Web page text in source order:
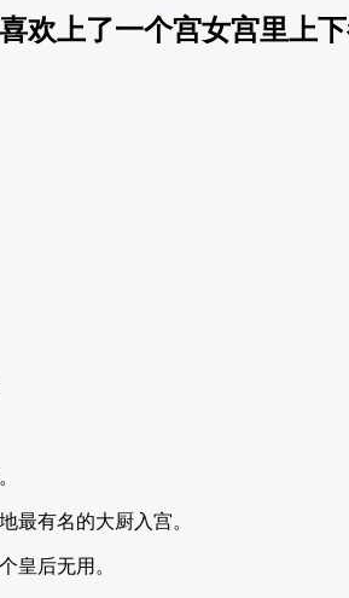
欢上了一个宫女宫里上
最有名的大厨入宫。
皇后无用。